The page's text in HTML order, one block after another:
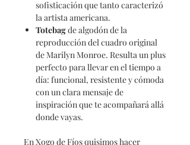
sofisticación que tanto caracterizó
la artista americana.
Totebagde algodón de la
reproducción del cuadro original
de Marilyn Monroe. Resulta un plus
perfecto para llevar en el tiempo a
día: funcional, resistente y cómoda
con un clara mensaje de
inspiración que te acompañará allá
donde vayas.
En Xogo de Fíos quisimos hacer